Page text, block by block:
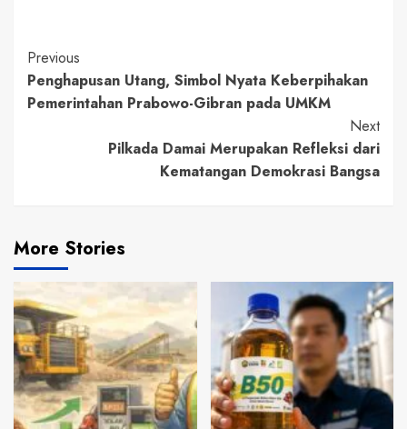
Continue
Reading
Previous
Penghapusan Utang, Simbol Nyata Keberpihakan
Pemerintahan Prabowo-Gibran pada UMKM
Next
Pilkada Damai Merupakan Refleksi dari
Kematangan Demokrasi Bangsa
More Stories